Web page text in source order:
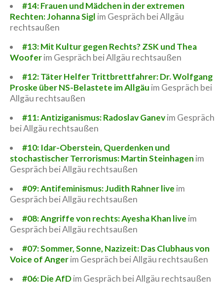
#14: Frauen und Mädchen in der extremen
Rechten: Johanna Sigl im Gespräch bei Allgäu
rechtsaußen
#13: Mit Kultur gegen Rechts? ZSK und Thea
Wooferim Gespräch bei Allgäu rechtsaußen
#12: Täter Helfer Trittbrettfahrer: Dr. Wolfgang
Proske über NS-Belastete im Allgäu im Gespräch bei
Allgäu rechtsaußen
#11: Antiziganismus: Radoslav Ganevim Gespräch
bei Allgäu rechtsaußen
#10: Idar-Oberstein, Querdenken und
stochastischer Terrorismus: Martin Steinhagen im
Gespräch bei Allgäu rechtsaußen
#09: Antifeminismus: Judith Rahner live im
Gespräch bei Allgäu rechtsaußen
#08: Angriffe von rechts: Ayesha Khan live im
Gespräch bei Allgäu rechtsaußen
#07: Sommer, Sonne, Nazizeit: Das Clubhaus von
Voice of Angerim Gespräch bei Allgäu rechtsaußen
#06: Die AfDim Gespräch bei Allgäu rechtsaußen